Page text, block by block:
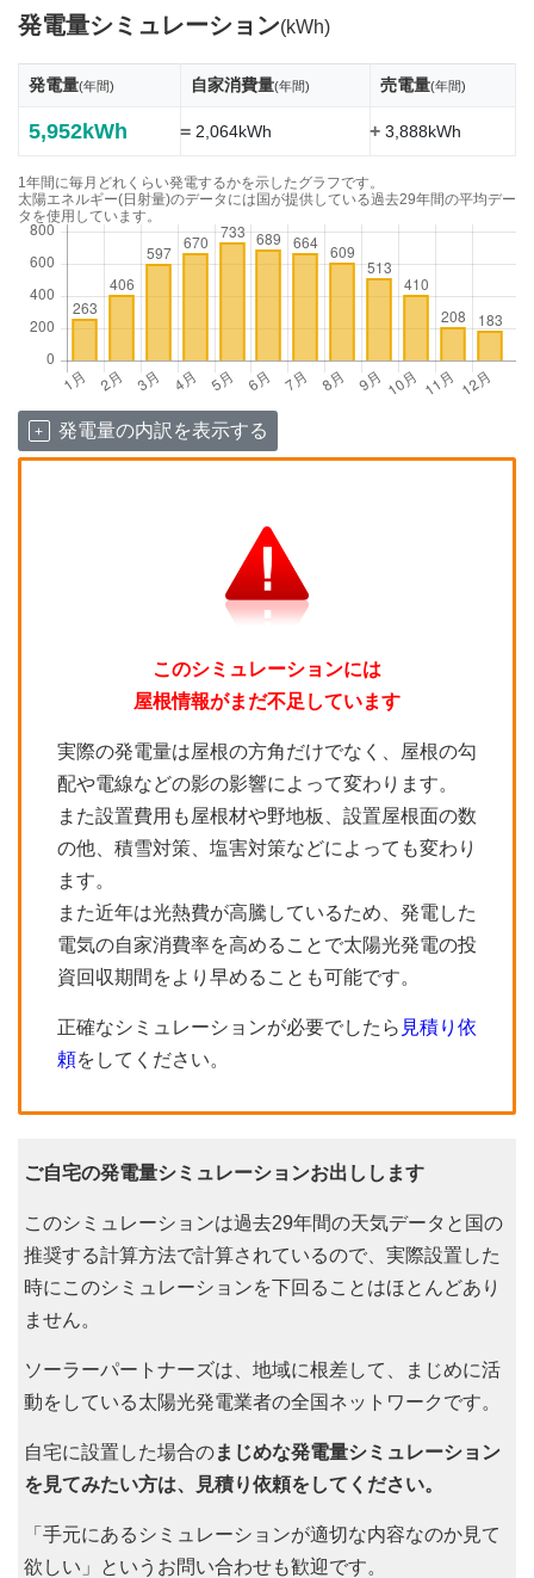
発電量シミュレーション(kWh)
発電量(年間) 自家消費量(年間) 売電量(年間)
5,952kWh =2,064kWh +3,888kWh
1年間に毎月どれくらい発電するかを示したグラフです。
太陽エネルギー(日射量)のデータには国が提供している過去29年間の平均デー
タを使用しています。
発電量の内訳を表示する
このシミュレーションには
屋根情報がまだ不足しています
実際の発電量は屋根の方角だけでなく、屋根の勾
配や電線などの影の影響によって変わります。
また設置費用も屋根材や野地板、設置屋根面の数
の他、積雪対策、塩害対策などによっても変わり
ます。
また近年は光熱費が高騰しているため、発電した
電気の自家消費率を高めることで太陽光発電の投
資回収期間をより早めることも可能です。
正確なシミュレーションが必要でしたら 見積り依
頼をしてください。
ご自宅の発電量シミュレーションお出しします
このシミュレーションは過去29年間の天気データと国の
推奨する計算方法で計算されているので、実際設置した
時にこのシミュレーションを下回ることはほとんどあり
ません。
ソーラーパートナーズは、地域に根差して、まじめに活
動をしている太陽光発電業者の全国ネットワークです。
自宅に設置した場合のまじめな発電量シミュレーション
を見てみたい方は、見積り依頼をしてください。
「手元にあるシミュレーションが適切な内容なのか見て
欲しい」というお問い合わせも歓迎です。